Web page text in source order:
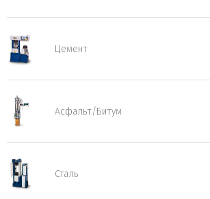
Цемент
Асфальт/Битум
Сталь